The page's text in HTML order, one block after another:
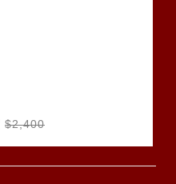
$2,400